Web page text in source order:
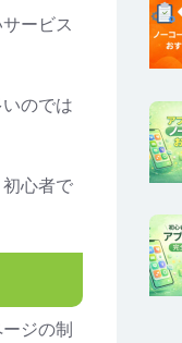
ービス
のでは
心者で
ジの制